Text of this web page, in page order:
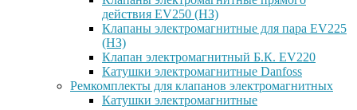
действия EV250 (НЗ)
Клапаны электромагнитные для пара EV225
(НЗ)
Клапан электромагнитный Б.К. EV220
Катушки электромагнитные Danfoss
Ремкомплекты для клапанов электромагнитных
Катушки электромагнитные